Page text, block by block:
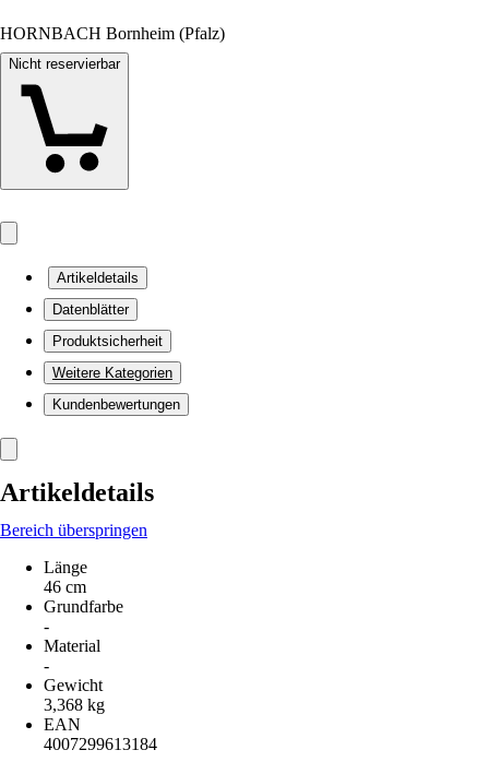
HORNBACH Bornheim (Pfalz)
Nicht reservierbar
Artikeldetails
Datenblätter
Produktsicherheit
Weitere Kategorien
Kundenbewertungen
Artikeldetails
Bereich überspringen
Länge
46 cm
Grundfarbe
-
Material
-
Gewicht
3,368 kg
EAN
4007299613184